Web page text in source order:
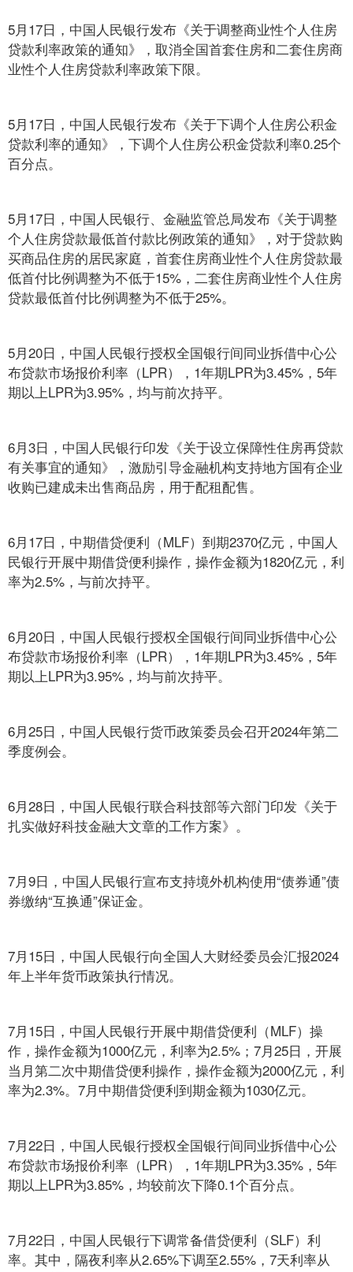
5月17日，中国人民银行发布《关于调整商业性个人住房
贷款利率政策的通知》，取消全国首套住房和二套住房商
业性个人住房贷款利率政策下限。
5月17日，中国人民银行发布《关于下调个人住房公积金
贷款利率的通知》，下调个人住房公积金贷款利率0.25个
百分点。
5月17日，中国人民银行、金融监管总局发布《关于调整
个人住房贷款最低首付款比例政策的通知》，对于贷款购
买商品住房的居民家庭，首套住房商业性个人住房贷款最
低首付比例调整为不低于15%，二套住房商业性个人住房
贷款最低首付比例调整为不低于25%。
5月20日，中国人民银行授权全国银行间同业拆借中心公
布贷款市场报价利率（LPR），1年期LPR为3.45%，5年
期以上LPR为3.95%，均与前次持平。
6月3日，中国人民银行印发《关于设立保障性住房再贷款
有关事宜的通知》，激励引导金融机构支持地方国有企业
收购已建成未出售商品房，用于配租配售。
6月17日，中期借贷便利（MLF）到期2370亿元，中国人
民银行开展中期借贷便利操作，操作金额为1820亿元，利
率为2.5%，与前次持平。
6月20日，中国人民银行授权全国银行间同业拆借中心公
布贷款市场报价利率（LPR），1年期LPR为3.45%，5年
期以上LPR为3.95%，均与前次持平。
6月25日，中国人民银行货币政策委员会召开2024年第二
季度例会。
6月28日，中国人民银行联合科技部等六部门印发《关于
扎实做好科技金融大文章的工作方案》。
7月9日，中国人民银行宣布支持境外机构使用“债券通”债
券缴纳“互换通”保证金。
7月15日，中国人民银行向全国人大财经委员会汇报2024
年上半年货币政策执行情况。
7月15日，中国人民银行开展中期借贷便利（MLF）操
作，操作金额为1000亿元，利率为2.5%；7月25日，开展
当月第二次中期借贷便利操作，操作金额为2000亿元，利
率为2.3%。7月中期借贷便利到期金额为1030亿元。
7月22日，中国人民银行授权全国银行间同业拆借中心公
布贷款市场报价利率（LPR），1年期LPR为3.35%，5年
期以上LPR为3.85%，均较前次下降0.1个百分点。
7月22日，中国人民银行下调常备借贷便利（SLF）利
率。其中，隔夜利率从2.65%下调至2.55%，7天利率从